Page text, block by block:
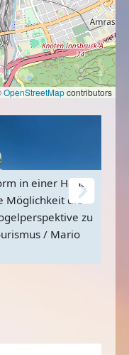
OpenStreetMapcontributors
in einer Höhe
Möglichkeit die
zu
/ Mario